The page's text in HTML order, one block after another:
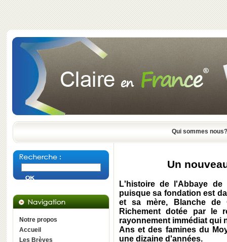
Qui sommes nous?
Notre propos
Accueil
Les Brèves
Un
L'histoire de l'Abbaye
puisque sa fondation est
et sa mère, Blanche de
Richement dotée par le
rayonnement immédiat qui
Ans et des famines du
une dizaine d'années.